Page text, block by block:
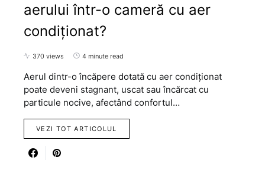
aerului într-o cameră cu aer
condiționat?
370 views 4 minute read
Aerul dintr-o încăpere dotată cu aer condiționat
poate deveni stagnant, uscat sau încărcat cu
particule nocive, afectând confortul…
VEZI TOT ARTICOLUL